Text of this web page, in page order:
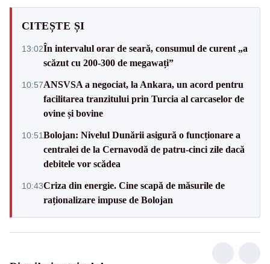
CITEȘTE ȘI
13:02În intervalul orar de seară, consumul de curent „a
scăzut cu 200-300 de megawați”
10:57ANSVSA a negociat, la Ankara, un acord pentru
facilitarea tranzitului prin Turcia al carcaselor de
ovine și bovine
10:51Bolojan: Nivelul Dunării asigură o funcționare a
centralei de la Cernavodă de patru-cinci zile dacă
debitele vor scădea
10:43Criza din energie. Cine scapă de măsurile de
raționalizare impuse de Bolojan